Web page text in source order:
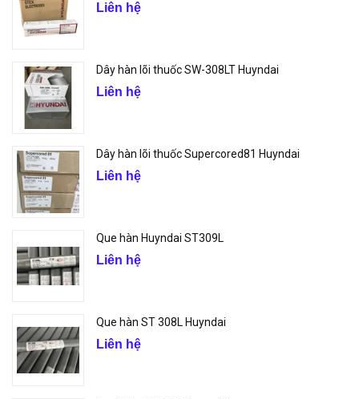
Liên hệ
Dây hàn lõi thuốc SW-308LT Huyndai
Liên hệ
Dây hàn lõi thuốc Supercored81 Huyndai
Liên hệ
Que hàn Huyndai ST309L
Liên hệ
Que hàn ST 308L Huyndai
Liên hệ